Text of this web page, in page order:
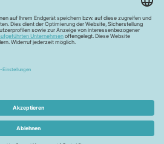
Vertrag widerrufen